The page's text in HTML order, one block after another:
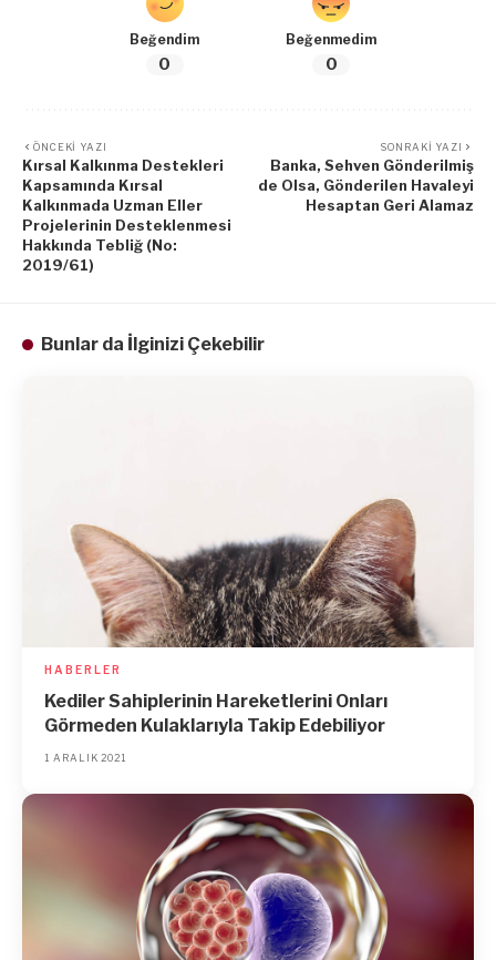
Beğendim
0
Beğenmedim
0
ÖNCEKI YAZI
Kırsal Kalkınma Destekleri
Kapsamında Kırsal
Kalkınmada Uzman Eller
Projelerinin Desteklenmesi
Hakkında Tebliğ (No:
2019/61)
SONRAKI YAZI
Banka, Sehven Gönderilmiş
de Olsa, Gönderilen Havaleyi
Hesaptan Geri Alamaz
Bunlar da İlginizi Çekebilir
HABERLER
Kediler Sahiplerinin Hareketlerini Onları
Görmeden Kulaklarıyla Takip Edebiliyor
1 ARALIK 2021